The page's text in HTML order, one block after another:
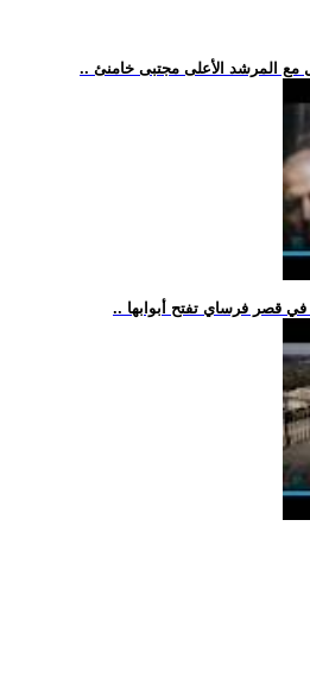
مع المرشد الأعلى مجتبى خامنئ
في قصر فرساي تفتح أبوابها